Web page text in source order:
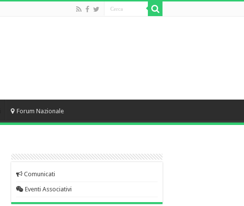
Forum Nazionale
Comunicati
Eventi Associativi